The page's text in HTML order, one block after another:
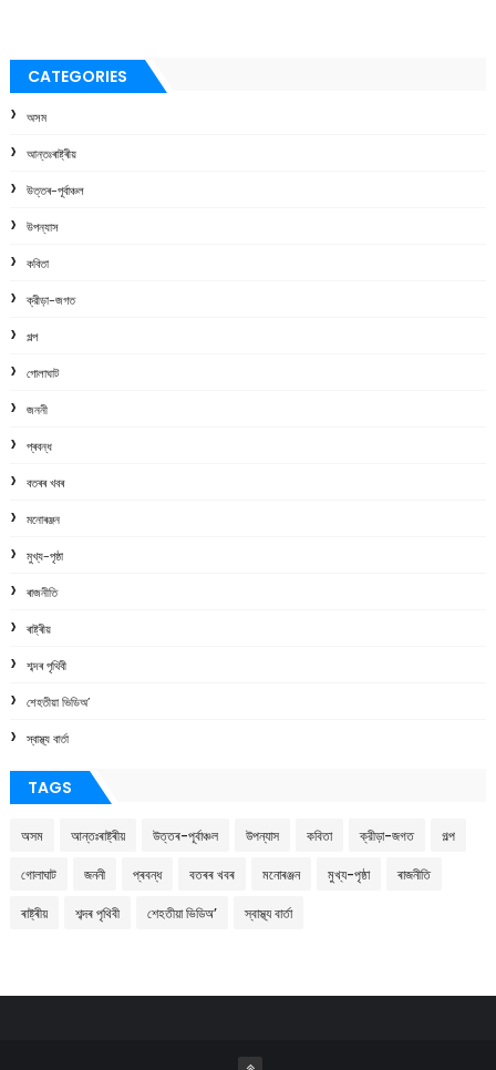
CATEGORIES
অসম
আন্তঃৰাষ্ট্ৰীয়
উত্তৰ-পূৰ্বাঞ্চল
উপন্যাস
কবিতা
ক্রীড়া-জগত
গল্প
গোলাঘাট
জননী
প্ৰবন্ধ
বতৰৰ খবৰ
মনোৰঞ্জন
মুখ্য-পৃষ্ঠা
ৰাজনীতি
ৰাষ্ট্ৰীয়
শব্দৰ পৃথিবী
শেহতীয়া ভিডিঅ’
স্বাস্থ্য বাৰ্তা
TAGS
অসম আন্তঃৰাষ্ট্ৰীয় উত্তৰ-পূৰ্বাঞ্চল উপন্যাস কবিতা ক্রীড়া-জগত গল্প
গোলাঘাট জননী প্ৰবন্ধ বতৰৰ খবৰ মনোৰঞ্জন মুখ্য-পৃষ্ঠা ৰাজনীতি
ৰাষ্ট্ৰীয় শব্দৰ পৃথিবী শেহতীয়া ভিডিঅ’ স্বাস্থ্য বাৰ্তা